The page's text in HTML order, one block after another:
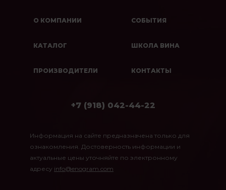
О КОМПАНИИ
КАТАЛОГ
ПРОИЗВОДИТЕЛИ
СОБЫТИЯ
ШКОЛА ВИНА
КОНТАКТЫ
+7 (918) 042-44-22
Информация на сайте предназначена только для
ознакомления. Достоверность информации и
актуальные цены уточняйте по электронному
адресу info@enogram.com